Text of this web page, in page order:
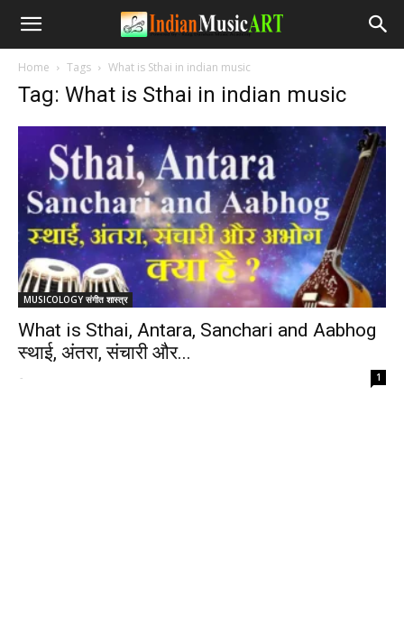
Home Tags What is Sthai in indian music
Tag: What is Sthai in indian music
MUSICOLOGY संगीत शास्त्र
What is Sthai, Antara, Sanchari and Aabhog
स्थाई, अंतरा, संचारी और...
- 1